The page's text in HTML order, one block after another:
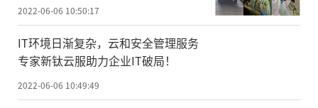
2022-06-06 10:50:17
IT环境日渐复杂，云和安全管理服务
专家新钛云服助力企业IT破局！
2022-06-06 10:49:49